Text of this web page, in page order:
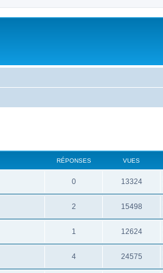
RÉPONSES VUES
0 13324
2 15498
1 12624
4 24575